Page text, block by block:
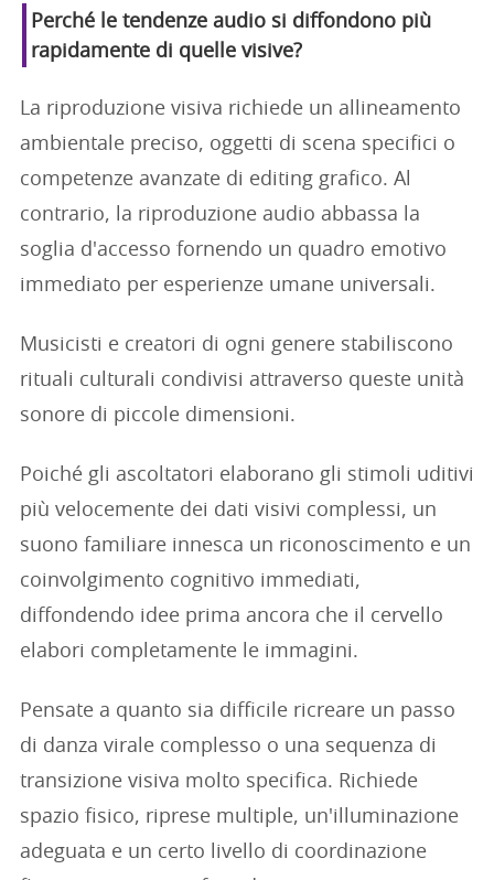
Perché le tendenze audio si diffondono più
rapidamente di quelle visive?
La riproduzione visiva richiede un allineamento
ambientale preciso, oggetti di scena specifici o
competenze avanzate di editing grafico. Al
contrario, la riproduzione audio abbassa la
soglia d'accesso fornendo un quadro emotivo
immediato per esperienze umane universali.
Musicisti e creatori di ogni genere stabiliscono
rituali culturali condivisi attraverso queste unità
sonore di piccole dimensioni.
Poiché gli ascoltatori elaborano gli stimoli uditivi
più velocemente dei dati visivi complessi, un
suono familiare innesca un riconoscimento e un
coinvolgimento cognitivo immediati,
diffondendo idee prima ancora che il cervello
elabori completamente le immagini.
Pensate a quanto sia difficile ricreare un passo
di danza virale complesso o una sequenza di
transizione visiva molto specifica. Richiede
spazio fisico, riprese multiple, un'illuminazione
adeguata e un certo livello di coordinazione